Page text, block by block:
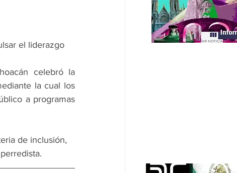
el liderazgo
celebró la
la cual los
a programas
de inclusión,